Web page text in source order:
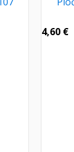
4,60 €